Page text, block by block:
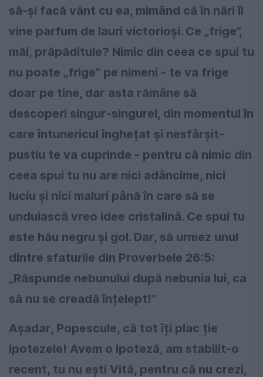
să-și facă vânt cu ea, mimând că în nări îi
vine parfum de lauri victorioși. Ce „frige”,
măi, prăpăditule? Nimic din ceea ce spui tu
nu poate „frige” pe nimeni - te va frige
doar pe tine, dar asta rămâne să
descoperi singur-singurel, din momentul în
care întunericul înghețat și nesfârșit-
pustiu te va cuprinde - pentru că nimic din
ceea spui tu nu are nici adâncime, nici
luciu și nici maluri până în care să se
unduiască vreo idee cristalină. Ce spui tu
este hău negru și gol. Dar, să urmez unul
dintre sfaturile din Proverbele 26:5:
„Răspunde nebunului după nebunia lui, ca
să nu se creadă înțelept!”
Așadar, Popescule, că tot îți plac ție
ipotezele! Avem o ipoteză, am stabilit-o
recent, tu nu ești Vită, pentru că nu crezi,